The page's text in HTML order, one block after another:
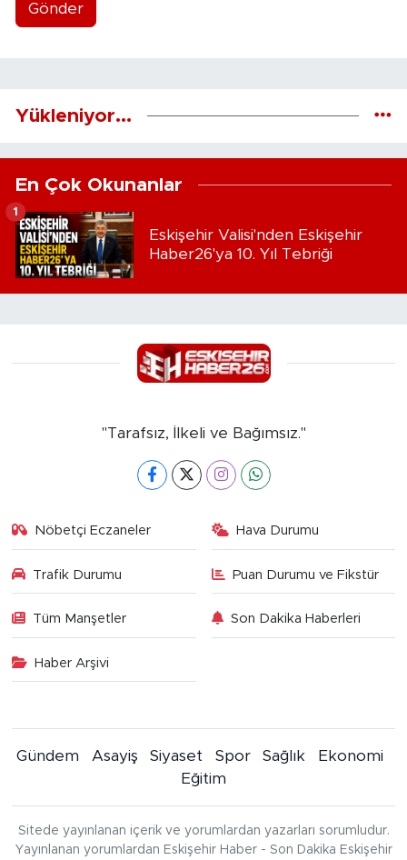
Gönder
Yükleniyor...
En Çok Okunanlar
Eskişehir Valisi'nden Eskişehir
Haber26'ya 10. Yıl Tebriği
1
"Tarafsız, İlkeli ve Bağımsız."
Nöbetçi Eczaneler Hava Durumu
Trafik Durumu Puan Durumu ve Fikstür
Tüm Manşetler Son Dakika Haberleri
Haber Arşivi
Gündem Asayiş Siyaset Spor Sağlık
Ekonomi
Eğitim
Sitede yayınlanan içerik ve yorumlardan yazarları sorumludur.
Yayınlanan yorumlardan Eskişehir Haber - Son Dakika Eskişehir